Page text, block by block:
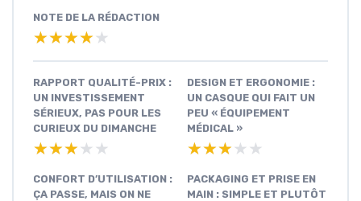
NOTE DE LA RÉDACTION
★★★★★
★★★★★
RAPPORT QUALITÉ-PRIX :
UN INVESTISSEMENT
SÉRIEUX, PAS POUR LES
CURIEUX DU DIMANCHE
★★★★★
★★★★★
DESIGN ET ERGONOMIE :
UN CASQUE QUI FAIT UN
PEU « ÉQUIPEMENT
MÉDICAL »
★★★★★
★★★★★
CONFORT D’UTILISATION :
ÇA PASSE, MAIS ON NE
PACKAGING ET PRISE EN
MAIN : SIMPLE ET PLUTÔT